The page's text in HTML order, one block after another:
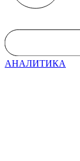
АНАЛИТИКА